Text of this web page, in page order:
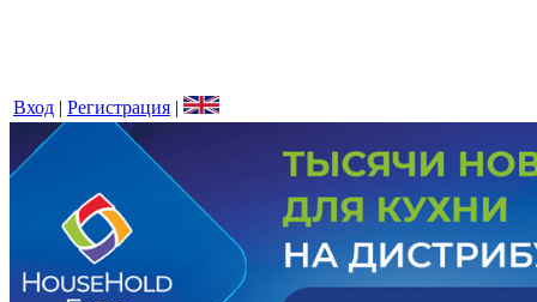
Вход | Регистрация |